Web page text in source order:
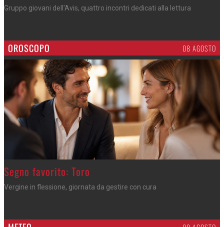
Gruppo giovani dell'Avis, quattro incontri dedicati alla lettura
OROSCOPO 08 AGOSTO
>
Segno favorito: Toro
Vergine in flessione, giornata da gestire con cura